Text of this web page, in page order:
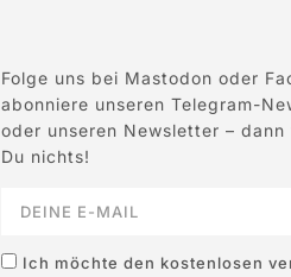
Folge uns bei Mastodon oder
abonniere unseren Telegram-
oder unseren Newsletter – dann
Du nichts!
Ich möchte den kostenlosen